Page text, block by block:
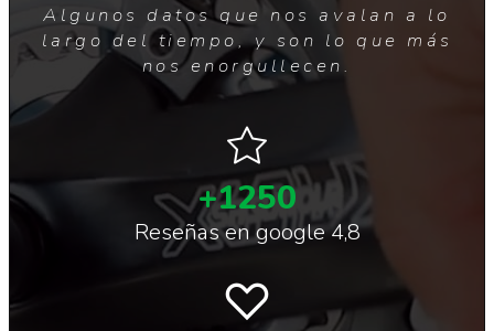
Algunos datos que nos avalan a lo
largo del tiempo, y son lo que más
nos enorgullecen.
+1250
Reseñas en google 4,8